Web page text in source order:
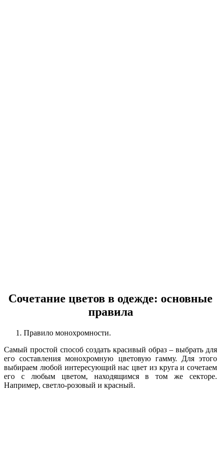
Сочетание цветов в одежде: основные
правила
Правило монохромности.
Самый простой способ создать красивый образ – выбрать для
его составления монохромную цветовую гамму. Для этого
выбираем любой интересующий нас цвет из круга и сочетаем
его с любым цветом, находящимся в том же секторе.
Например, светло-розовый и красный.